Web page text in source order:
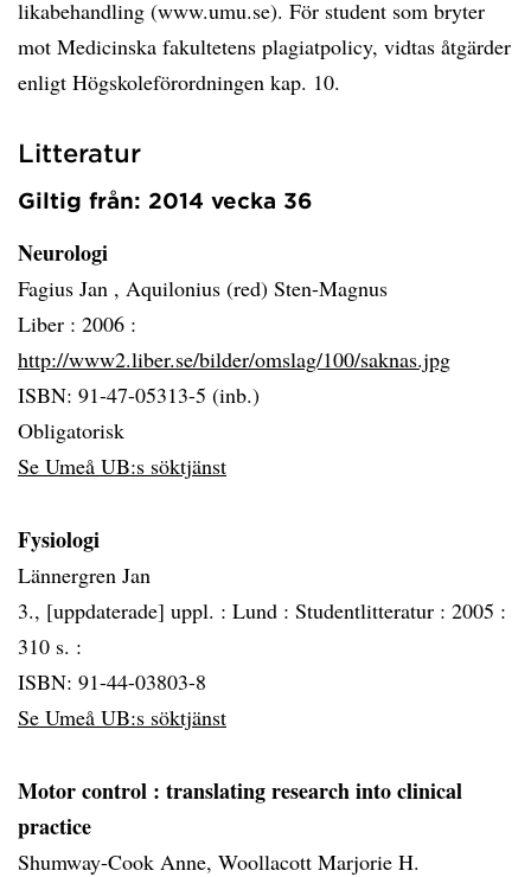
likabehandling (www.umu.se). För student som bryter
mot Medicinska fakultetens plagiatpolicy, vidtas åtgärder
enligt Högskoleförordningen kap. 10.
Litteratur
Giltig från: 2014 vecka 36
Neurologi
Fagius Jan , Aquilonius (red) Sten-Magnus
Liber : 2006 :
http://www2.liber.se/bilder/omslag/100/saknas.jpg
ISBN: 91-47-05313-5 (inb.)
Obligatorisk
Se Umeå UB:s söktjänst
Fysiologi
Lännergren Jan
3., [uppdaterade] uppl. : Lund : Studentlitteratur : 2005 :
310 s. :
ISBN: 91-44-03803-8
Se Umeå UB:s söktjänst
Motor control : translating research into clinical
practice
Shumway-Cook Anne, Woollacott Marjorie H.